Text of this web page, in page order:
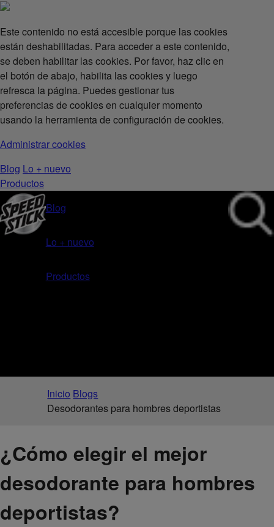
Este contenido no está accesible porque las cookies
están deshabilitadas. Para acceder a este contenido,
se deben habilitar las cookies. Por favor, haz clic en
el botón de abajo, habilita las cookies y luego
refresca la página. Puedes gestionar tus
preferencias de cookies en cualquier momento
usando la herramienta de configuración de cookies.
Administrar cookies
Blog Lo + nuevo
Productos
Blog
Lo + nuevo
Productos
Inicio Blogs
Desodorantes para hombres deportistas
¿Cómo elegir el mejor
desodorante para hombres
deportistas?